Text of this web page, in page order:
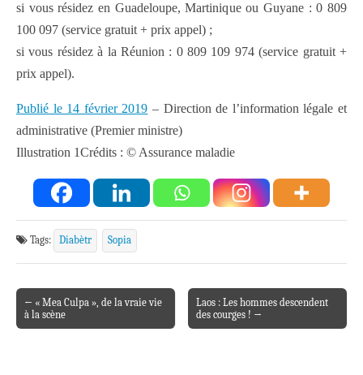
si vous résidez en Guadeloupe, Martinique ou Guyane : 0 809
100 097 (service gratuit + prix appel) ;
si vous résidez à la Réunion : 0 809 109 974 (service gratuit +
prix appel).
Publié le 14 février 2019 – Direction de l’information légale et
administrative (Premier ministre)
Illustration 1Crédits : © Assurance maladie
Tags: Diabètr Sopia
Post navigation
← « Mea Culpa », de la vraie vie
à la scène
Laos : Les hommes descendent
des courges ! →